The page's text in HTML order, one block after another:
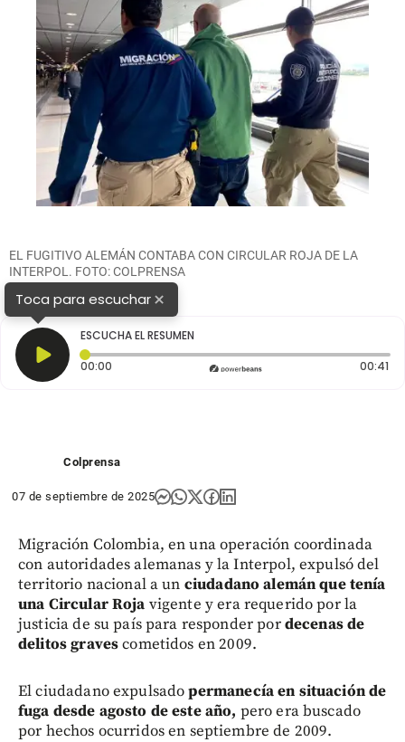
EL FUGITIVO ALEMÁN CONTABA CON CIRCULAR ROJA DE LA
INTERPOL. FOTO: COLPRENSA
Toca para escuchar×
ESCUCHA EL RESUMEN
00:00 Tiempo transcurrido: 0 segundos 00:41
Colprensa
07 de septiembre de 2025
Migración Colombia, en una operación coordinada
con autoridades alemanas y la Interpol, expulsó del
territorio nacional a un ciudadano alemán que tenía
una Circular Roja vigente y era requerido por la
justicia de su país para responder pordecenas de
delitos gravescometidos en 2009.
El ciudadano expulsadopermanecía en situación de
fuga desde agosto de este año, pero era buscado
por hechos ocurridos en septiembre de 2009.